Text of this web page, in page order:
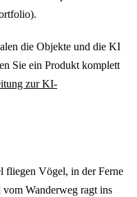
die Objekte und die KI
Sie ein Produkt komplett
zur KI-
fliegen Vögel, in der Ferne
Wanderweg ragt ins